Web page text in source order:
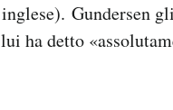
Gundersen
ha detto